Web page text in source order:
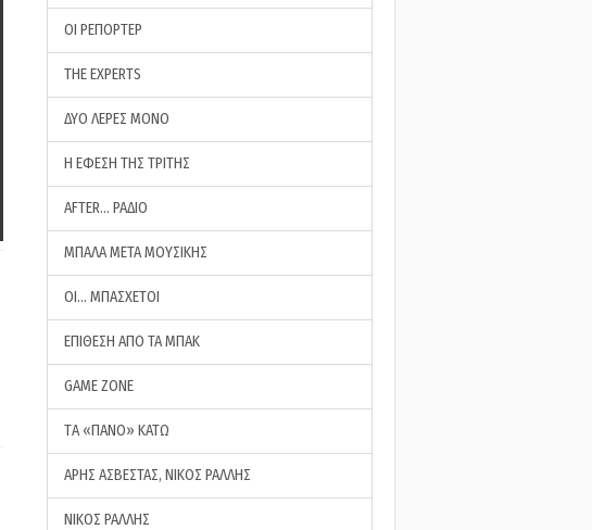
ΟΙ ΡΕΠΟΡΤΕΡ
THE EXPERTS
ΔΥΟ ΛΕΡΕΣ ΜΟΝΟ
Η ΕΦΕΣΗ ΤΗΣ ΤΡΙΤΗΣ
AFTER… ΡΑΔΙΟ
ΜΠΑΛΑ ΜΕΤΑ ΜΟΥΣΙΚΗΣ
ΟΙ… ΜΠΑΣΧΕΤΟΙ
ΕΠΙΘΕΣΗ ΑΠΟ ΤΑ ΜΠΑΚ
GAME ZONE
ΤA «ΠΑΝΟ» ΚΑΤΩ
ΑΡΗΣ ΑΣΒΕΣΤΑΣ, ΝΙΚΟΣ ΡΑΛΛΗΣ
ΝΙΚΟΣ ΡΑΛΛΗΣ